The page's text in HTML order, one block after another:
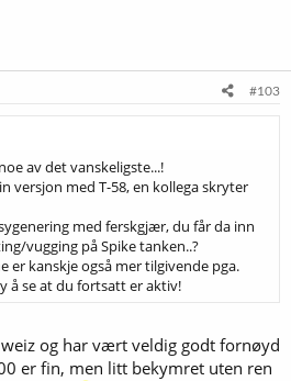
#103
av det vanskeligste...!
versjon med T-58, en kollega skryter
med ferskgjær, du får da inn
vugging på Spike tanken..?
er kanskje også mer tilgivende pga.
å se at du fortsatt er aktiv!
og har vært veldig godt fornøyd
er fin, men litt bekymret uten ren